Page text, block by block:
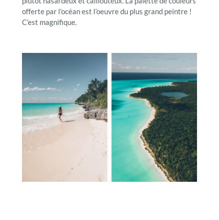
offerte par l’océan est l’oeuvre du plus grand peintre !
C’est magnifique.